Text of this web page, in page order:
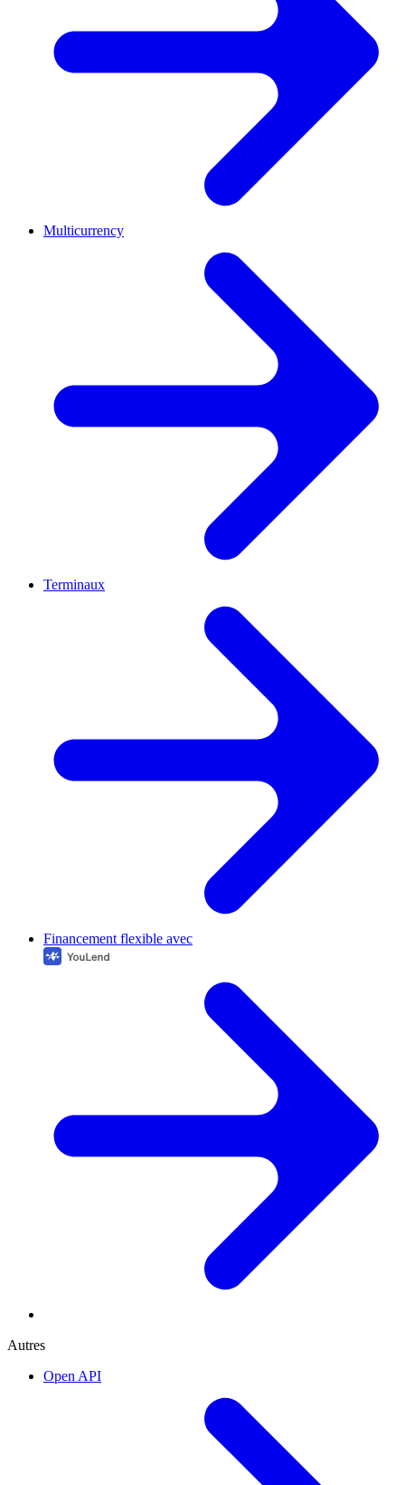
Multicurrency
Terminaux
Financement flexible avec
Autres
Open API